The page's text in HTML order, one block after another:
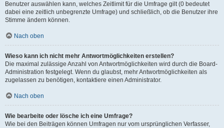
Benutzer auswählen kann, welches Zeitlimit für die Umfrage gilt (0 bedeutet
dabei eine zeitlich unbegrenzte Umfrage) und schließlich, ob die Benutzer ihre
Stimme ändern können.
Nach oben
Wieso kann ich nicht mehr Antwortmöglichkeiten erstellen?
Die maximal zulässige Anzahl von Antwortmöglichkeiten wird durch die Board-
Administration festgelegt. Wenn du glaubst, mehr Antwortmöglichkeiten als
zugelassen zu benötigen, kontaktiere einen Administrator.
Nach oben
Wie bearbeite oder lösche ich eine Umfrage?
Wie bei den Beiträgen können Umfragen nur vom ursprünglichen Verfasser,